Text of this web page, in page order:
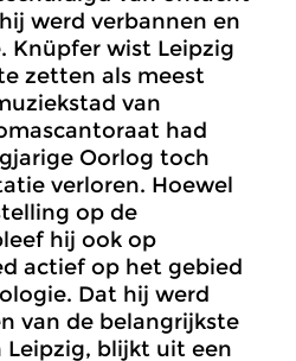
werd verbannen en
Knüpfer wist Leipzig
zetten als meest
van
had
Oorlog toch
verloren. Hoewel
op de
hij ook op
actief op het gebied
Dat hij werd
van de belangrijkste
blijkt uit een